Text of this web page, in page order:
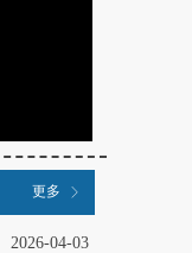
2026-04-03
更多 ꁕ